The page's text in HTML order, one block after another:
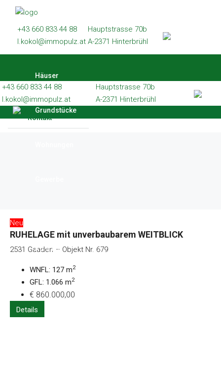
Häuser
Wohnungen
Gewerbe
Referenzen
Kontakt
+43 660 833 44 88
l.kokol@immopulz.at
Hauptstrasse 70b
A-2371 Hinterbrühl
Häuser
Grundstücke
Kontakt
+43 660 833 44 88
l.kokol@immopulz.at
Hauptstrasse 70b
A-2371 Hinterbrühl
Neu
RUHELAGE mit unverbaubarem WEITBLICK
2531 Gaaden – Objekt Nr. 679
WNFL: 127 m2
GFL: 1.066 m2
€ 860.000,00
Details